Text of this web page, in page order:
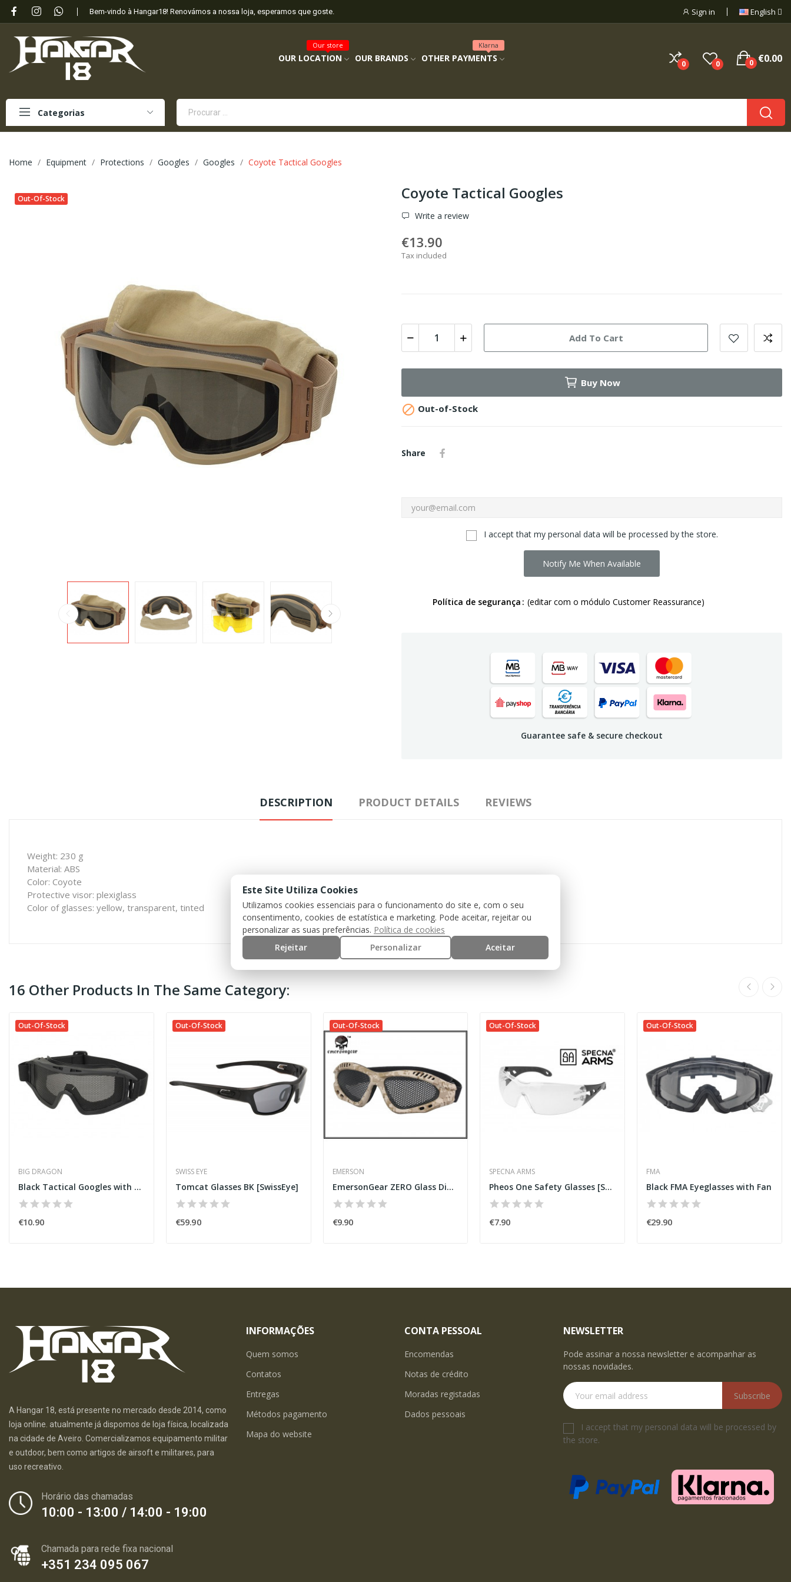
Bem-vindo à Hangar18! Renovámos a nossa loja, esperamos que goste. Sign in English
OUR LOCATION
Our store
OUR BRANDS OTHER PAYMENTS
Klarna
0 0 €0.00
0
Categorias
Home Equipment Protections Googles Googles Coyote Tactical Googles
Out-Of-Stock Coyote Tactical Googles
Write a review
€13.90
Tax included
Add To Cart
Buy Now
 Out-of-Stock
Share
I accept that my personal data will be processed by the store.
Notify Me When Available
Política de segurança (editar com o módulo Customer Reassurance)
Guarantee safe & secure checkout
DESCRIPTION PRODUCT DETAILS REVIEWS
Weight: 230 g
Material: ABS
Color: Coyote
Protective visor: plexiglass
Color of glasses: yellow, transparent, tinted
16 Other Products In The Same Category:
Out-Of-Stock
BIG DRAGON
Black Tactical Googles with Steel Net
€10.90
Out-Of-Stock
SWISS EYE
Tomcat Glasses BK [SwissEye]
€59.90
Out-Of-Stock
EMERSON
EmersonGear ZERO Glass Digital Desert
€9.90
Out-Of-Stock
SPECNA ARMS
Pheos One Safety Glasses [Safety Glasses]
€7.90
Out-Of-Stock
FMA
Black FMA Eyeglasses with Fan
€29.90
A Hangar 18, está presente no mercado desde 2014, como
loja online. atualmente já dispomos de loja física, localizada
na cidade de Aveiro. Comercializamos equipamento militar
e outdoor, bem como artigos de airsoft e militares, para
uso recreativo.
Horário das chamadas
10:00 - 13:00 / 14:00 - 19:00
Chamada para rede fixa nacional
+351 234 095 067
INFORMAÇÕES
Quem somos
Contatos
Entregas
Métodos pagamento
Mapa do website
CONTA PESSOAL
Encomendas
Notas de crédito
Moradas registadas
Dados pessoais
NEWSLETTER
Pode assinar a nossa newsletter e acompanhar as
nossas novidades.
Subscribe
I accept that my personal data will be processed by
the store.
Este Site Utiliza Cookies
Utilizamos cookies essenciais para o funcionamento do site e, com o seu
consentimento, cookies de estatística e marketing. Pode aceitar, rejeitar ou
personalizar as suas preferências. Política de cookies
Rejeitar
Personalizar Aceitar